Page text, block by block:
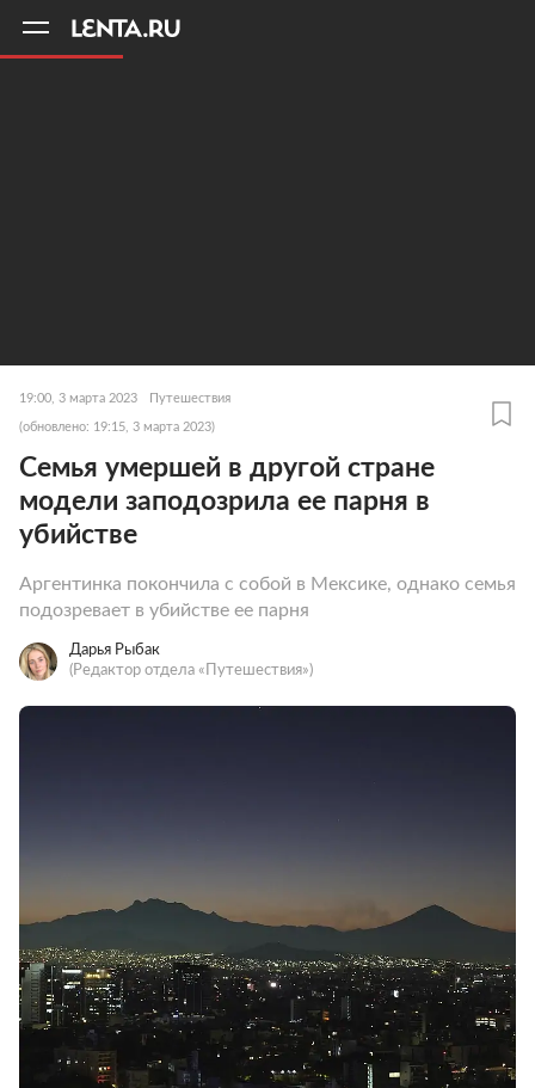
19:00, 3 марта 2023 Путешествия
(обновлено: 19:15, 3 марта 2023)
Семья умершей в другой стране
модели заподозрила ее парня в
убийстве
Аргентинка покончила с собой в Мексике, однако семья
подозревает в убийстве ее парня
Дарья Рыбак
(Редактор отдела «Путешествия»)